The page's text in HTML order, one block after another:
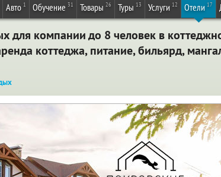
Авто 1 Обучение 31 Товары 26 Туры 13 Услуги 12 Отели 17
для компании до 8 человек в
коттеджа, питание, бильярд,